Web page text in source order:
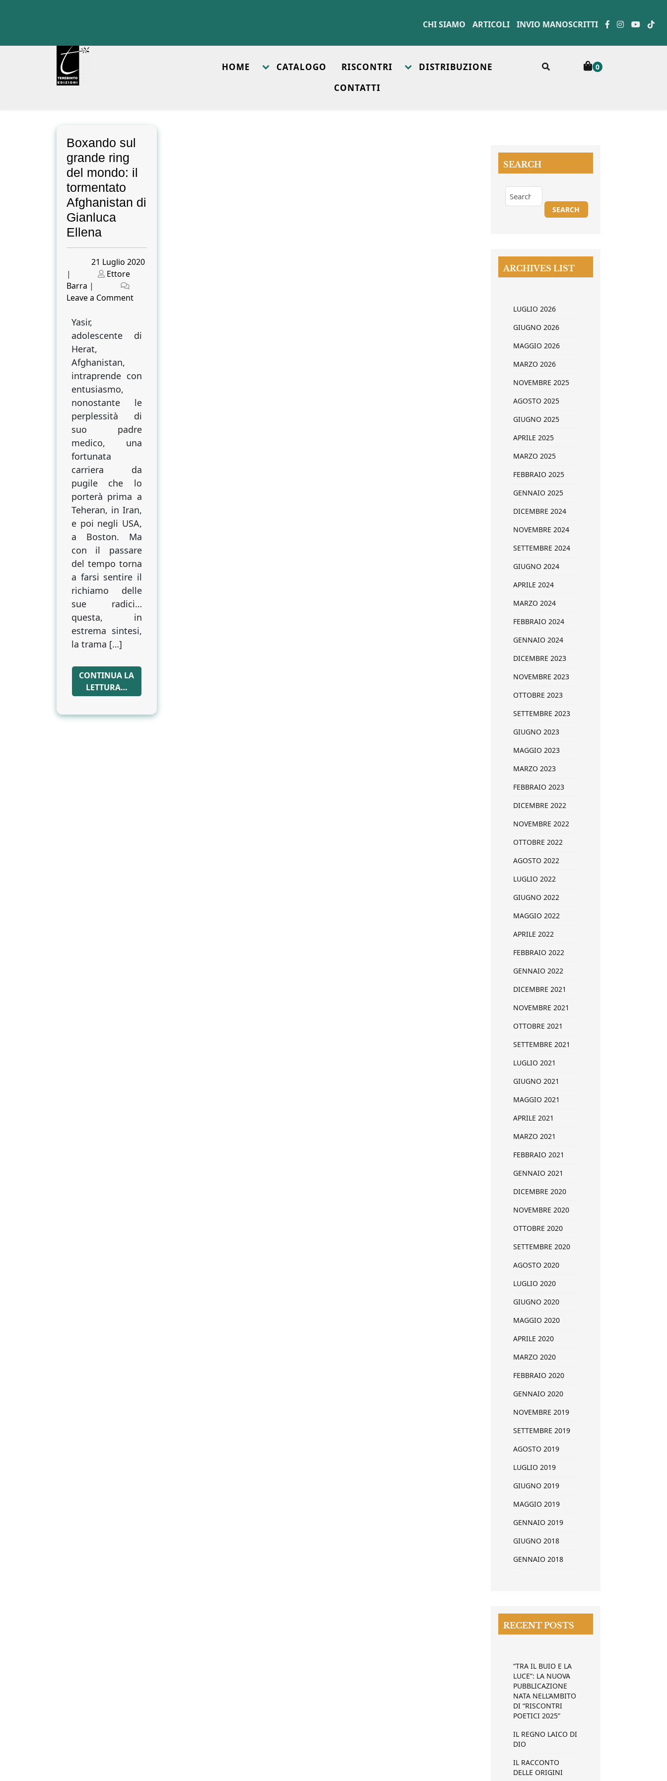
CHI SIAMO ARTICOLI INVIO MANOSCRITTI
HOME CATALOGO RISCONTRI
DISTRIBUZIONE
CONTATTI
0
Boxando sul
grande ring
del mondo: il
tormentato
Afghanistan di
Gianluca
Ellena
Posted
on
21 Luglio 2020
|
Posted
Ettore
Barra |
Leave a Commenton
grande
il
Afghanistan
di
Gianluca
Ellena
Yasir,
adolescente di
Herat,
Afghanistan,
intraprende con
entusiasmo,
nonostante le
perplessità di
suo padre
medico, una
fortunata
carriera da
pugile che lo
porterà prima a
Teheran, in Iran,
e poi negli USA,
a Boston. Ma
con il passare
del tempo torna
a farsi sentire il
richiamo delle
sue radici…
questa, in
estrema sintesi,
la trama […]
CONTINUA LA
LETTURA…
SEARCH
ARCHIVES LIST
LUGLIO 2026
GIUGNO 2026
MAGGIO 2026
MARZO 2026
NOVEMBRE 2025
AGOSTO 2025
GIUGNO 2025
APRILE 2025
MARZO 2025
FEBBRAIO 2025
GENNAIO 2025
DICEMBRE 2024
NOVEMBRE 2024
SETTEMBRE 2024
GIUGNO 2024
APRILE 2024
MARZO 2024
FEBBRAIO 2024
GENNAIO 2024
DICEMBRE 2023
NOVEMBRE 2023
OTTOBRE 2023
SETTEMBRE 2023
GIUGNO 2023
MAGGIO 2023
MARZO 2023
FEBBRAIO 2023
DICEMBRE 2022
NOVEMBRE 2022
OTTOBRE 2022
AGOSTO 2022
LUGLIO 2022
GIUGNO 2022
MAGGIO 2022
APRILE 2022
FEBBRAIO 2022
GENNAIO 2022
DICEMBRE 2021
NOVEMBRE 2021
OTTOBRE 2021
SETTEMBRE 2021
LUGLIO 2021
GIUGNO 2021
MAGGIO 2021
APRILE 2021
MARZO 2021
FEBBRAIO 2021
GENNAIO 2021
DICEMBRE 2020
NOVEMBRE 2020
OTTOBRE 2020
SETTEMBRE 2020
AGOSTO 2020
LUGLIO 2020
GIUGNO 2020
MAGGIO 2020
APRILE 2020
MARZO 2020
FEBBRAIO 2020
GENNAIO 2020
NOVEMBRE 2019
SETTEMBRE 2019
AGOSTO 2019
LUGLIO 2019
GIUGNO 2019
MAGGIO 2019
GENNAIO 2019
GIUGNO 2018
GENNAIO 2018
RECENT POSTS
“TRA IL BUIO E LA
LUCE”: LA NUOVA
PUBBLICAZIONE
NATA NELL’AMBITO
DI “RISCONTRI
POETICI 2025”
IL REGNO LAICO DI
DIO
IL RACCONTO
DELLE ORIGINI